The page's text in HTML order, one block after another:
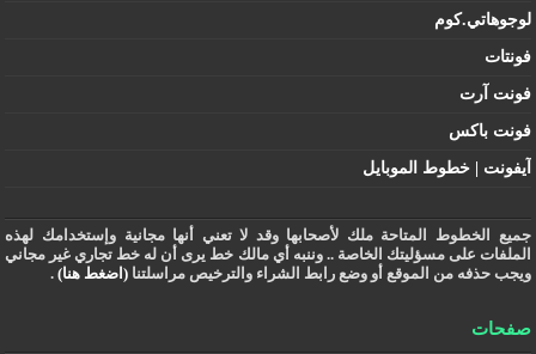
لوجوهاتي.كوم
فونتات
فونت آرت
فونت باكس
آيفونت | خطوط الموبايل
جميع الخطوط المتاحة ملك لأصحابها وقد لا تعني أنها مجانية وإستخدامك لهذه
الملفات على مسؤليتك الخاصة .. وننبه أي مالك خط يرى أن له خط تجاري غير مجاني
ويجب حذفه من الموقع أو وضع رابط الشراء والترخيص مراسلتنا(اضغط هنا) .
صفحات